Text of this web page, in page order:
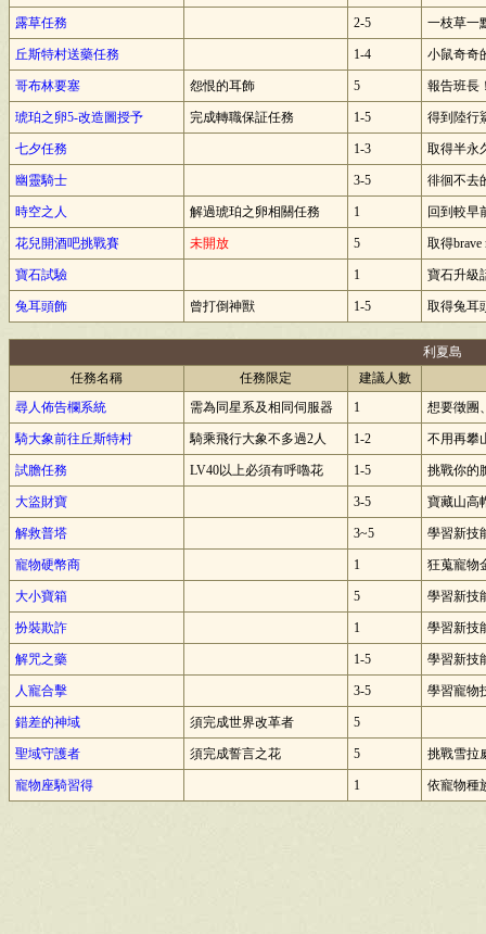
露草任務 2-5 一枝草一
丘斯特村送藥任務 1-4 小鼠奇奇
哥布林要塞 怨恨的耳飾 5 報告班長
琥珀之卵5-改造圖授予 完成轉職保証任務 1-5 得到陸行
七夕任務 1-3 取得半永
幽靈騎士 3-5 徘徊不去
時空之人 解過琥珀之卵相關任務 1 回到較早
花兒開酒吧挑戰賽 未開放 5 取得
寶石試驗 1 寶石升級
兔耳頭飾 曾打倒神獸 1-5 取得兔耳
利夏島
任務名稱
任務限定
建議人數
尋人佈告欄系統
需為同星系及相同伺服器 1 想要徵團
騎大象前往丘斯特村 騎乘飛行大象不多過2人 1-2 不用再攀
試膽任務 LV40以上必須有呼嚕花 1-5 挑戰你的
大盜財寶 3-5 寶藏山高
解救普塔 3~5 學習新技
寵物硬幣商 1 狂蒐寵物
大小寶箱 5 學習新技
扮裝欺詐 1 學習新技
解咒之藥 1-5 學習新技
人寵合擊 3-5 學習寵物
錯差的神域 須完成世界改革者 5
聖域守護者 須完成誓言之花 5 挑戰雪拉
寵物座騎習得 1 依寵物種